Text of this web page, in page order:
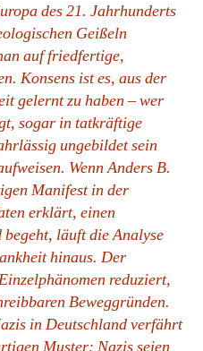
des 21. Jahrhunderts
Geißeln
auf friedfertige,
Konsens ist es, aus der
gelernt zu haben – wer
sogar in tatkräftige
ungebildet sein
Wenn Anders B.
Manifest in der
erklärt, einen
läuft die Analyse
hinaus. Der
reduziert,
Beweggründen.
in Deutschland verfährt